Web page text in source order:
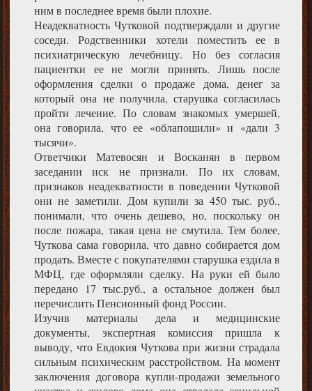
ним в последнее время были плохие.
Неадекватность Чутковой подтверждали и другие
соседи. Родственники хотели поместить ее в
психиатрическую лечебницу. Но без согласия
пациентки ее не могли принять. Лишь после
оформления сделки о продаже дома, денег за
который она не получила, старушка согласилась
пройти лечение. По словам знакомых умершей,
она говорила, что ее «облапошили» и «дали 3
тысячи».
Ответчики Матевосян и Восканян в первом
заседании иск не признали. По их словам,
признаков неадекватности в поведении Чутковой
они не заметили. Дом купили за 450 тыс. руб.,
понимали, что очень дешево, но, поскольку он
после пожара, такая цена не смутила. Тем более,
Чуткова сама говорила, что давно собирается дом
продать. Вместе с покупателями старушка ездила в
МФЦ, где оформляли сделку. На руки ей было
передано 17 тыс.руб., а остальное должен был
перечислить Пенсионный фонд России.
Изучив материалы дела и медицинские
документы, экспертная комиссия пришла к
выводу, что Евдокия Чуткова при жизни страдала
сильным психическим расстройством. На момент
заключения договора купли-продажи земельного